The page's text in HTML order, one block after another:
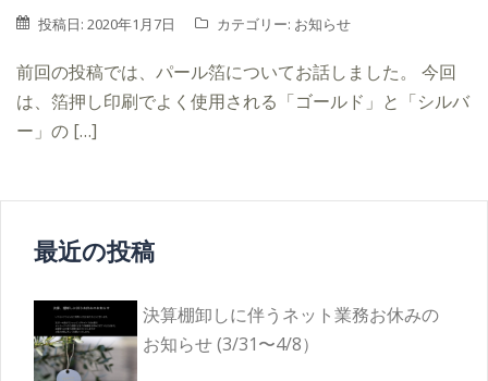
投稿日: 2020年1月7日 カテゴリー: お知らせ
前回の投稿では、パール箔についてお話しました。 今回
は、箔押し印刷でよく使用される「ゴールド」と「シルバ
ー」の […]
最近の投稿
決算棚卸しに伴うネット業務お休みの
お知らせ (3/31〜4/8）